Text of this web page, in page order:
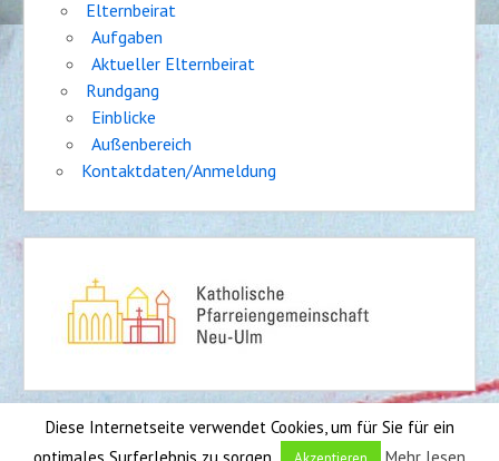
Elternbeirat
Aufgaben
Aktueller Elternbeirat
Rundgang
Einblicke
Außenbereich
Kontaktdaten/Anmeldung
Diese Internetseite verwendet Cookies, um für Sie für ein